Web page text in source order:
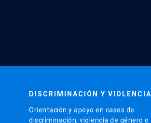
DISCRIMINACIÓN Y VIOLENCIA
Orientación y apoyo en casos de
discriminación, violencia de género o